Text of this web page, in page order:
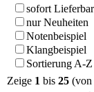
sofort Lieferbar
nur Neuheiten
Notenbeispiel
Klangbeispiel
Sortierung A-Z
Zeige 1 bis 25 (von